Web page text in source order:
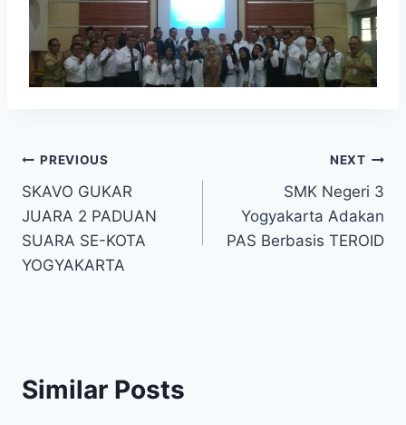
Navigasi
pos
PREVIOUS
SKAVO GUKAR
JUARA 2 PADUAN
SUARA SE-KOTA
YOGYAKARTA
NEXT
SMK Negeri 3
Yogyakarta Adakan
PAS Berbasis TEROID
Similar Posts